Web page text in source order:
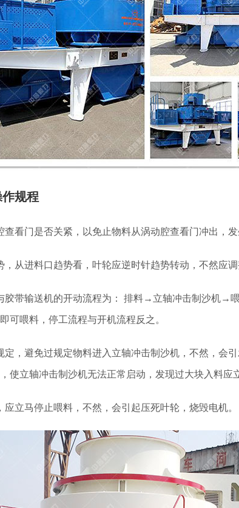
规程
查看门是否关紧，以免止物料从涡动腔查看门冲出，发
，从进料口趋势看，叶轮应逆时针趋势转动，不然应调
胶带输送机的开动流程为： 排料→立轴冲击制沙机→
可喂料，停工流程与开机流程反之。
定，避免过规定物料进入立轴冲击制沙机，不然，会
使立轴冲击制沙机无法正常启动，发现过大块入料应
应立马停止喂料，不然，会引起压死叶轮，烧毁电机。